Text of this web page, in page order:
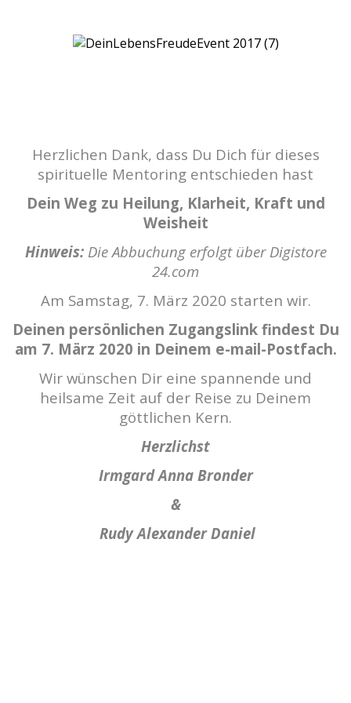
Herzlichen Dank, dass Du Dich für dieses
spirituelle Mentoring entschieden hast
Dein Weg zu Heilung, Klarheit, Kraft und
Weisheit
Hinweis:Die Abbuchung erfolgt über Digistore
24.com
Am Samstag, 7. März 2020 starten wir.
Deinen persönlichen Zugangslink findest Du
am 7. März 2020 in Deinem e-mail-Postfach.
Wir wünschen Dir eine spannende und
heilsame Zeit auf der Reise zu Deinem
göttlichen Kern.
Herzlichst
Irmgard Anna Bronder
&
Rudy Alexander Daniel